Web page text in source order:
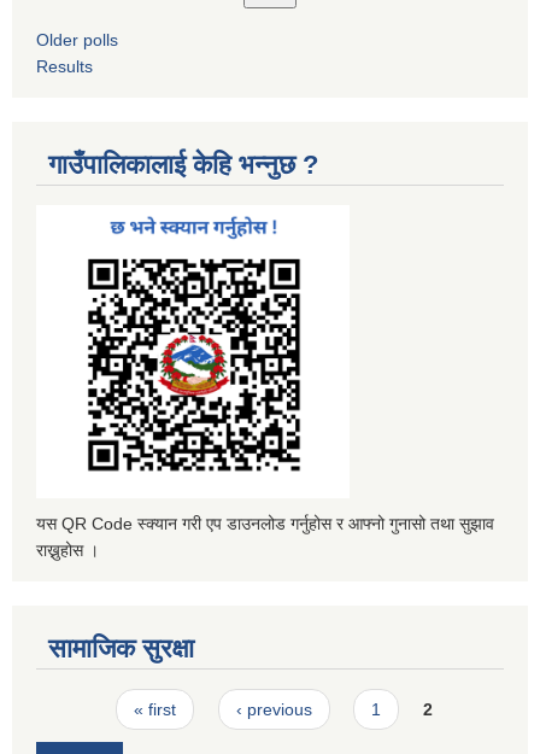
Older polls
Results
गाउँपालिकालाई केहि भन्नुछ ?
यस QR Code स्क्यान गरी एप डाउनलोड गर्नुहोस र आफ्नो गुनासो तथा सुझाव
राख्नुहोस ।
सामाजिक सुरक्षा
Pages« first ‹ previous 1 2